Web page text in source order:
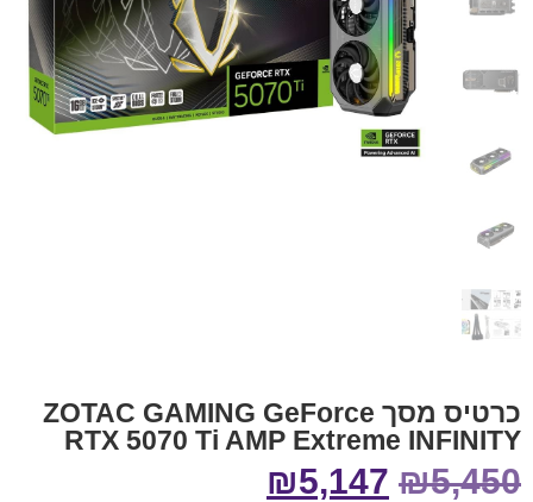
כרטיס מסך ZOTAC GAMING GeForce
RTX 5070 Ti AMP Extreme INFINITY
₪5,450
₪5,147